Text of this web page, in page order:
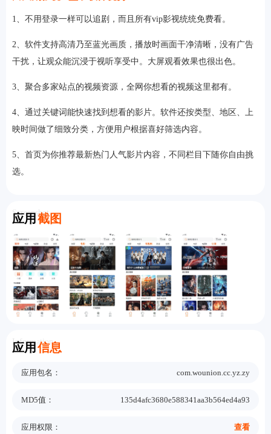
1、不用登录一样可以追剧，而且所有vip影视统统免费看。
2、软件支持高清乃至蓝光画质，播放时画面干净清晰，没有广告
干扰，让观众能沉浸于视听享受中。大屏观看效果也很出色。
3、聚合多家站点的视频资源，全网你想看的视频这里都有。
4、通过关键词能快速找到想看的影片。软件还按类型、地区、上
映时间做了细致分类，方便用户根据喜好筛选内容。
5、首页为你推荐最新热门人气影片内容，不同栏目下随你自由挑
选。
应用 截图
Screenshot
应用 信息
Information
应用包名： com.wounion.cc.yz.zy
MD5值： 135d4afc3680e588341aa3b564ed4a93
应用权限： 查看